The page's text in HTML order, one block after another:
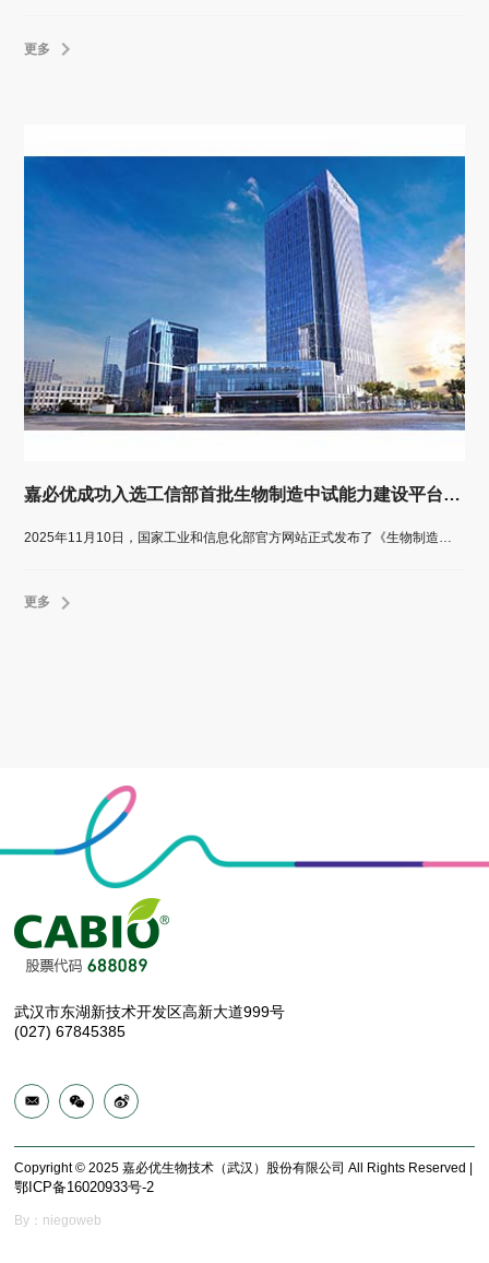
更多
嘉必优成功入选工信部首批生物制造中试能力建设平台公示名单
2025年11月10日，国家工业和信息化部官方网站正式发布了《生物制造中试能力建设平台名单（第一批）公示通知》。嘉必优生物技术（武汉）股份有限公司成功入选该名单。
更多
武汉市东湖新技术开发区高新大道999号
(027) 67845385
Copyright © 2025 嘉必优生物技术（武汉）股份有限公司 All Rights Reserved |
鄂ICP备16020933号-2
By：niegoweb